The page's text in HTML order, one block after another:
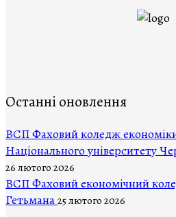
Останні оновлення
ВCП Фаховий коледж
Національного університету
26 лютого 2026
ВСП Фаховий економічний
Гетьмана 25 лютого 2026